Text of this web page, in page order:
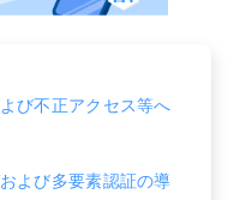
び不正アクセス等へ
よび多要素認証の導